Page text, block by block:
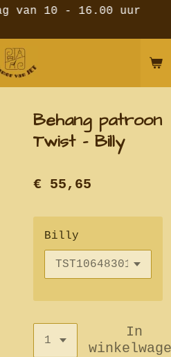
van 10 - 16.00 uur
Behang patroon
Twist - Billy
€ 55,65
Billy
In